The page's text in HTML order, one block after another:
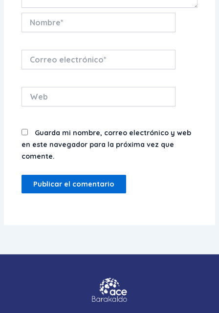
electrónico*
Guarda mi nombre, correo electrónico y web
en este navegador para la próxima vez que
comente.